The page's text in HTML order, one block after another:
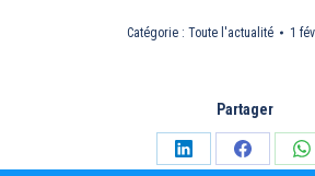
Catégorie : Toute l'actualité 1
Partager
PartagerPartager